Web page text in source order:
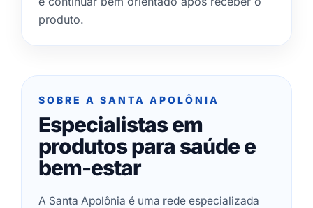
produto.
SOBRE A SANTA APOLÔNIA
Especialistas em
produtos para saúde e
bem-estar
A Santa Apolônia é uma rede especializada